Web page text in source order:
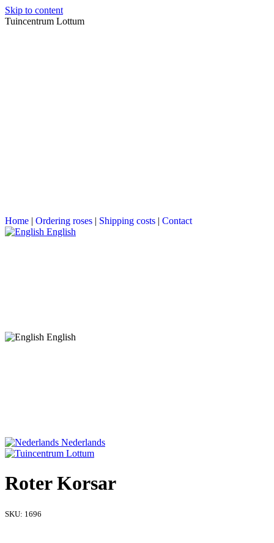
Skip to content
Tuincentrum Lottum
Home | Ordering roses | Shipping costs | Contact
English
English
Nederlands
Roter Korsar
SKU: 1696